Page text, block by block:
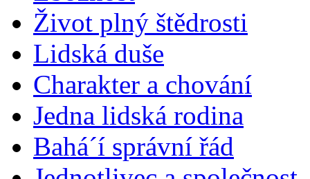
Život plný štědrosti
Lidská duše
Charakter a chování
Jedna lidská rodina
Bahá´í správní řád